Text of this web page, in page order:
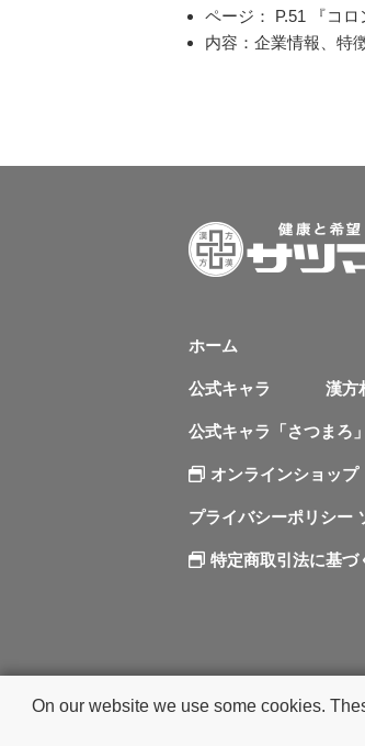
ページ： P.51 『コ
内容：企業情報、特
ホーム
公式キャラ 漢方
公式キャラ「さつまろ」
オンラインショップ
プライバシーポリシー
特定商取引法に基づ
On our website we use some cookies.